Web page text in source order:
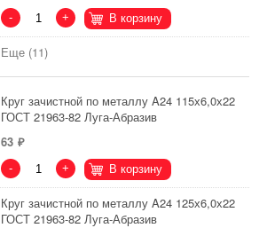
- + В корзину
Еще (11)
Круг зачистной по металлу A24 115х6,0х22
ГОСТ 21963-82 Луга-Абразив
63
- + В корзину
Круг зачистной по металлу A24 125х6,0х22
ГОСТ 21963-82 Луга-Абразив